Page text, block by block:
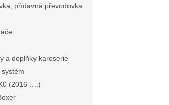
přídavná převodovka
a doplňky karoserie
(2016-....)